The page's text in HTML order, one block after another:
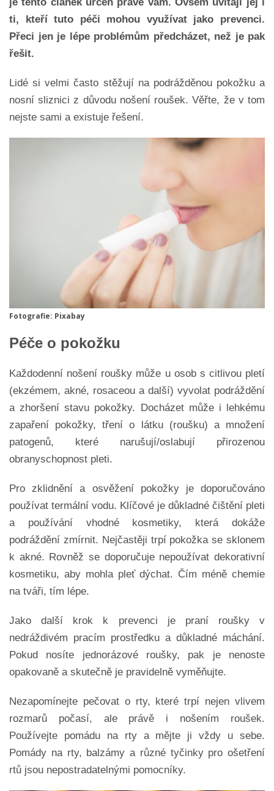
ti, kteří tuto péči mohou využívat jako prevenci.
Přeci jen je lépe problémům předcházet, než je pak
řešit.
Lidé si velmi často stěžují na podrážděnou pokožku a
nosní sliznici z důvodu nošení roušek. Věřte, že v tom
nejste sami a existuje řešení.
Fotografie: Pixabay
Péče o pokožku
Každodenní nošení roušky může u osob s citlivou pletí
(ekzémem, akné, rosaceou a další) vyvolat podráždění
a zhoršení stavu pokožky. Docházet může i lehkému
zapaření pokožky, tření o látku (roušku) a množení
patogenů, které narušují/oslabují přirozenou
obranyschopnost pleti.
Pro zklidnění a osvěžení pokožky je doporučováno
používat termální vodu. Klíčové je důkladné čištění pleti
a používání vhodné kosmetiky, která dokáže
podráždění zmírnit. Nejčastěji trpí pokožka se sklonem
k akné. Rovněž se doporučuje nepoužívat dekorativní
kosmetiku, aby mohla pleť dýchat. Čím méně chemie
na tváři, tím lépe.
Jako další krok k prevenci je praní roušky v
nedráždivém pracím prostředku a důkladné máchání.
Pokud nosíte jednorázové roušky, pak je nenoste
opakovaně a skutečně je pravidelně vyměňujte.
Nezapomínejte pečovat o rty, které trpí nejen vlivem
rozmarů počasí, ale právě i nošením roušek.
Používejte pomádu na rty a mějte ji vždy u sebe.
Pomády na rty, balzámy a různé tyčinky pro ošetření
rtů jsou nepostradatelnými pomocníky.